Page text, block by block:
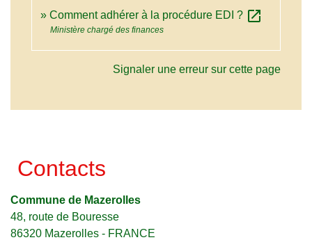
Comment adhérer à la procédure EDI ? open_in_new
Ministère chargé des finances
Signaler une erreur sur cette page
Contacts
Commune de Mazerolles
48, route de Bouresse
86320 Mazerolles - FRANCE